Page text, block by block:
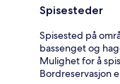
Spisesteder
Spisested på
bassenget og
Mulighet for å
Bordreservasjon